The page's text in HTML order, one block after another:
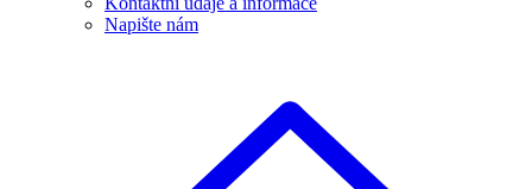
Napište nám